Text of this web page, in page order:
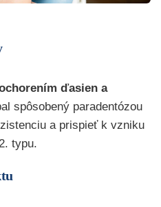
ďasien a
spôsobený paradentózou
a prispieť k vzniku
typu.